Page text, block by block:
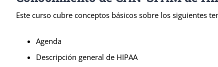
Este curso cubre conceptos básicos sobre los siguientes
Agenda
Descripción general de HIPAA